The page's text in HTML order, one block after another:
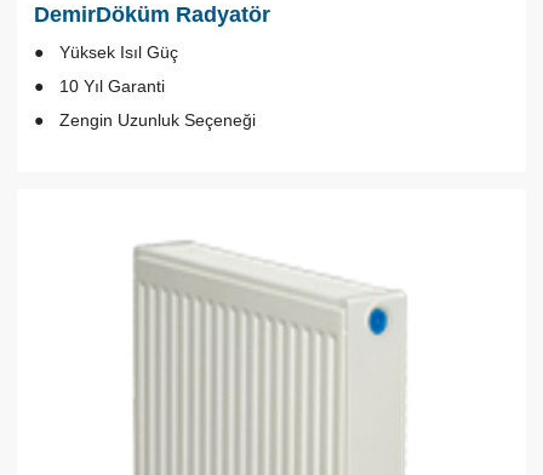
DemirDöküm Radyatör
Yüksek Isıl Güç
10 Yıl Garanti
Zengin Uzunluk Seçeneği